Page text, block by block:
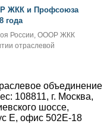
ЖКК и Профсоюза
года
России, ОООР ЖКК
отраслевой
объединение
108811, г. Москва,
шоссе,
Е, офис 502Е-18